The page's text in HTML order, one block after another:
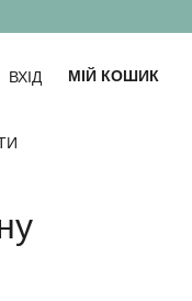
ВХІД МІЙ КОШИК